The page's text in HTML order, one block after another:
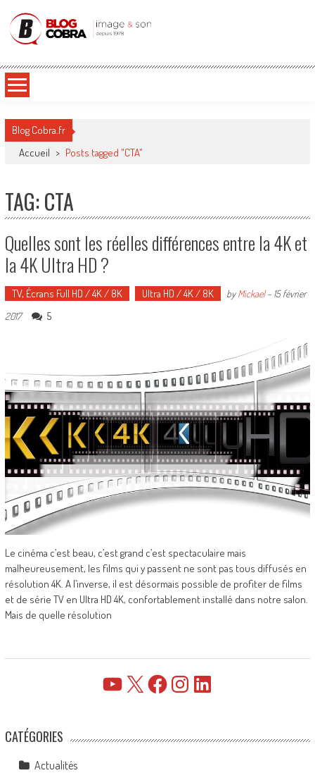
Blog Cobra
Blog Cobra.fr
Accueil > Posts tagged "CTA"
TAG: CTA
Quelles sont les réelles différences entre la 4K et
la 4K Ultra HD ?
TV, Écrans Full HD / 4K / 8K Ultra HD / 4K / 8K byMickael- 15 février
2017
5
Le cinéma c’est beau, c’est grand c’est spectaculaire mais
malheureusement, les films qui y passent ne sont pas tous diffusés en
résolution 4K. A l’inverse, il est désormais possible de profiter de films
et de série TV en Ultra HD 4K, confortablement installé dans notre salon.
Mais de quelle résolution
YouTube FacebookInstagramLinkedIn
CATÉGORIES
Actualités